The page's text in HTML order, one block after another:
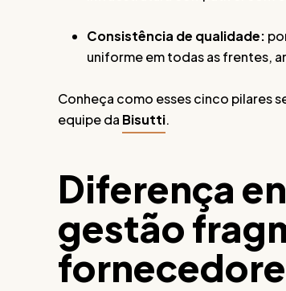
Consistência de qualidade:
uniforme em todas as frentes,
Conheça como esses cinco pilares
equipe da Bisutti.
Diferença
gestão